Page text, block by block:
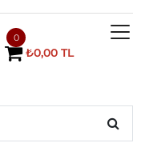
0
₺0,00 TL